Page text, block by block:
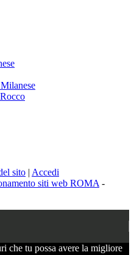
sito | Accedi
siti web ROMA -
che tu possa avere la migliore